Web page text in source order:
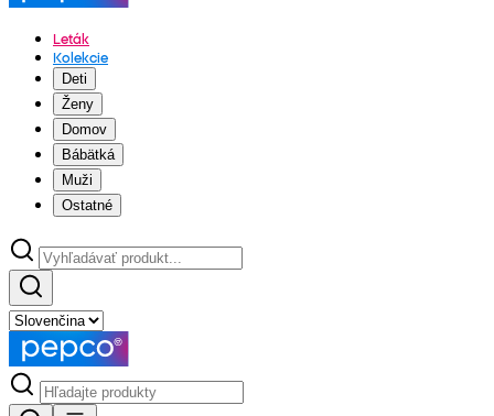
Leták
Kolekcie
Deti
Ženy
Domov
Bábätká
Muži
Ostatné